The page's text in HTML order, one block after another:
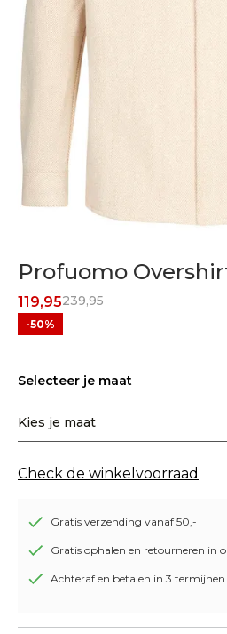
Profuomo
239,95
119,95
-50%
Selecteer je maat
Kies je maat
Check de winkelvoorraad
Gratis verzending vanaf 50,-
Gratis ophalen en retourneren in
Achteraf en betalen in 3